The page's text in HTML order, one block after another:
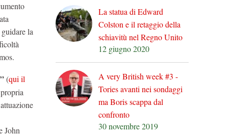
la
”(qui il
John
La statua di Edward
Colston e il retaggio della
schiavitù nel Regno Unito
12 giugno 2020
A very British week #3 -
Tories avanti nei sondaggi
ma Boris scappa dal
confronto
30 novembre 2019